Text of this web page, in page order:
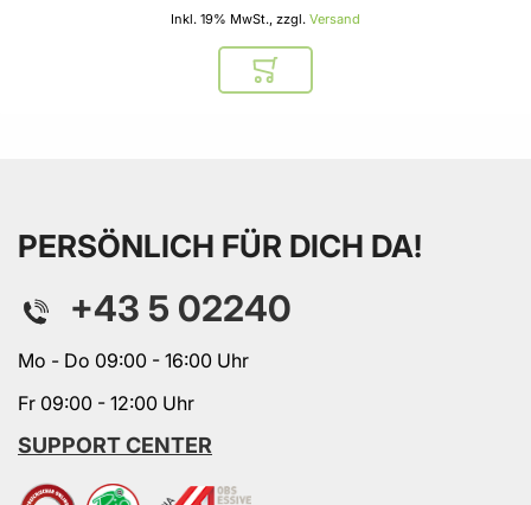
Inkl. 19% MwSt., zzgl. Versand
In den Warenkorb
PERSÖNLICH FÜR DICH DA!
+43 5 02240
Mo - Do 09:00 - 16:00 Uhr
Fr 09:00 - 12:00 Uhr
SUPPORT CENTER